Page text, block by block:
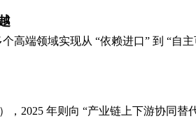
高端领域实现从 “依赖进口” 到 “自
，2025 年则向 “产业链上下游协同